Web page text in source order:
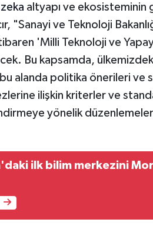
altyapı ve ekosisteminin
"Sanayi ve Teknoloji
'Milli Teknoloji ve
Bu kapsamda,
alanda politika önerileri ve
ilişkin kriterler ve
yönelik
ilk bilim merkezini